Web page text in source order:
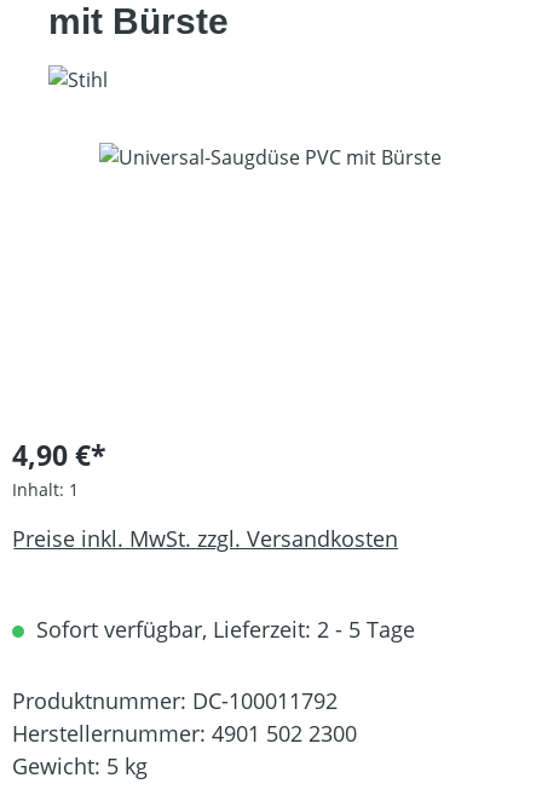
mit Bürste
Bildergalerie überspringen
4,90 €*
Inhalt: 1
Preise inkl. MwSt. zzgl. Versandkosten
Sofort verfügbar, Lieferzeit: 2 - 5 Tage
Produktnummer: DC-100011792
Herstellernummer: 4901 502 2300
Gewicht: 5 kg